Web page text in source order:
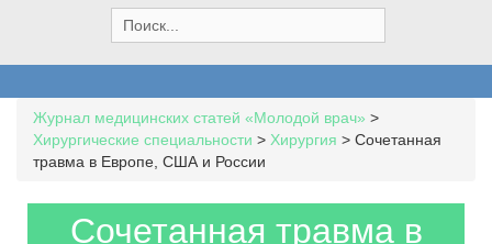
e
a
h
f
o
Журнал медицинских статей «Молодой врач» >
Хирургические специальности > Хирургия > Сочетанная
травма в Европе, США и России
Сочетанная травма в